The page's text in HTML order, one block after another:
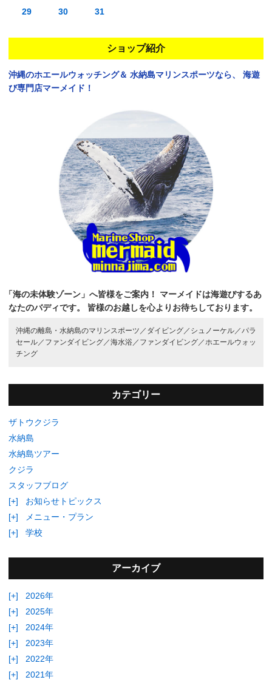
29 30 31
ショップ紹介
沖縄のホエールウォッチング＆ 水納島マリンスポーツなら、
海遊
び専門店マーメイド！
「海の未体験ゾーン」へ皆様をご案内！
マーメイドは海遊びするあ
なたのバディです。
皆様のお越しを心よりお待ちしております。
沖縄の離島・水納島のマリンスポーツ／ ダイビング／ シュノーケル／ パラ
セール／ ファンダイビング／海水浴／ ファンダイビング／ ホエールウォッ
チング
カテゴリー
ザトウクジラ
水納島
水納島ツアー
クジラ
スタッフブログ
[+]
お知らせトピックス
[+]
メニュー・プラン
[+]
学校
アーカイブ
[+]
2026年
[+]
2025年
[+]
2024年
[+]
2023年
[+]
2022年
[+]
2021年